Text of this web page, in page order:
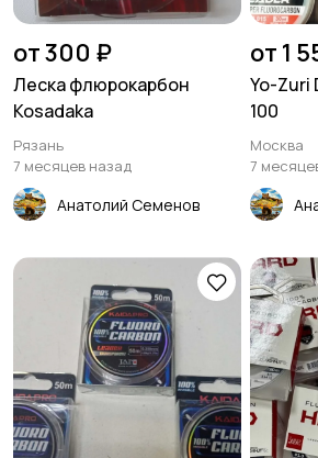
от 300 ₽
Леска флюрокарбон
Kosadaka
Рязань
7 месяцев назад
Анатолий Семенов
от 1
Yo-Zuri
100
Москва
7